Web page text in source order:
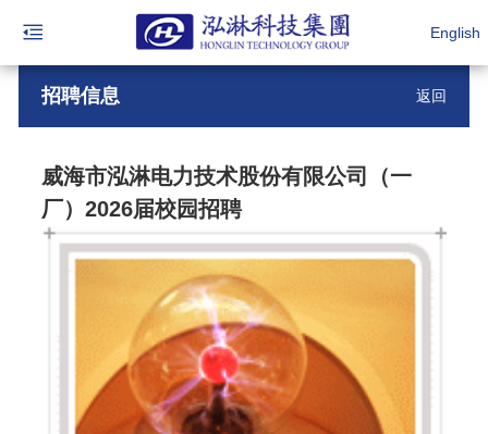
English
招聘信息 返回
威海市泓淋电力技术股份有限公司（一
厂）2026届校园招聘